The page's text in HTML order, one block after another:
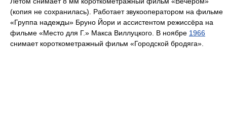
(копия не сохранилась). Работает звукооператором на фильме
«Группа надежды» Бруно Йори и ассистентом режиссёра на
фильме «Место для Г.» Макса Виллуцкого. В ноябре 1966
снимает короткометражный фильм «Городской бродяга».